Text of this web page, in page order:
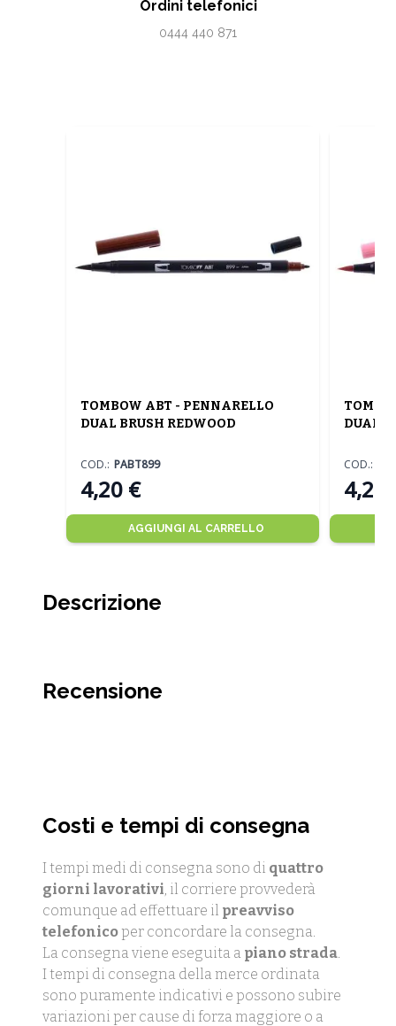
Ordini telefonici
0444 440 871
TOMBOW ABT - PENNARELLO
DUAL BRUSH REDWOOD
4,20 €
COD.: PABT899
AGGIUNGI AL CARRELLO
DUAL
4,20
COD.:
Descrizione
Recensione
Costi e tempi di consegna
I tempi medi di consegna sono di quattro
giorni lavorativi, il corriere provvederà
comunque ad effettuare il preavviso
telefonicoper concordare la consegna.
La consegna viene eseguita a piano strada.
I tempi di consegna della merce ordinata
sono puramente indicativi e possono subire
variazioni per cause di forza maggiore o a